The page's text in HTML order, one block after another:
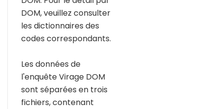
DOM, veuillez consulter
les dictionnaires des
codes correspondants.
Les données de
l'enquête Virage DOM
sont séparées en trois
fichiers, contenant